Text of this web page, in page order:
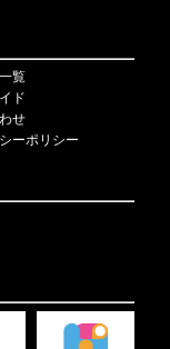
覧
ド
せ
ーポリシー